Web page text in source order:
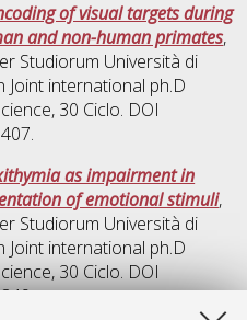
of visual targets during
and non-human primates,
Studiorum Università di
Joint international ph.D
, 30 Ciclo. DOI
as impairment in
of emotional stimuli,
Studiorum Università di
Joint international ph.D
, 30 Ciclo. DOI